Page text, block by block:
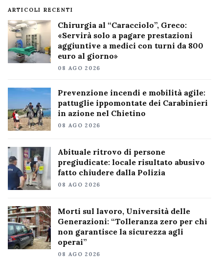
ARTICOLI RECENTI
Chirurgia al “Caracciolo”, Greco:
«Servirà solo a pagare prestazioni
aggiuntive a medici con turni da 800
euro al giorno»
08 AGO 2026
Prevenzione incendi e mobilità agile:
pattuglie ippomontate dei Carabinieri
in azione nel Chietino
08 AGO 2026
Abituale ritrovo di persone
pregiudicate: locale risultato abusivo
fatto chiudere dalla Polizia
08 AGO 2026
Morti sul lavoro, Università delle
Generazioni: “Tolleranza zero per chi
non garantisce la sicurezza agli
operai”
08 AGO 2026